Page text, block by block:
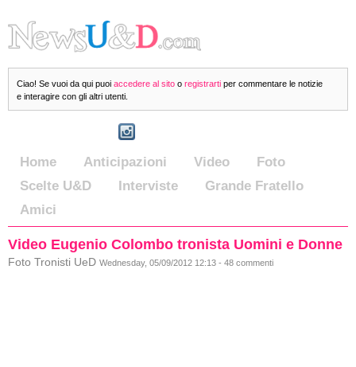
Ciao! Se vuoi da qui puoi accedere al sito o registrarti per commentare le notizie
e interagire con gli altri utenti.
Home Anticipazioni Video
Foto
Scelte U&D
Interviste
Grande Fratello
Amici
Video Eugenio Colombo tronista Uomini e Donne
Foto Tronisti UeD Wednesday, 05/09/2012 12:13 - 48 commenti